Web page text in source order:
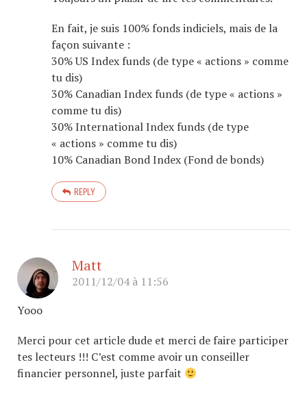
En fait, je suis 100% fonds indiciels, mais de la
façon suivante :
30% US Index funds (de type « actions » comme
tu dis)
30% Canadian Index funds (de type « actions »
comme tu dis)
30% International Index funds (de type
« actions » comme tu dis)
10% Canadian Bond Index (Fond de bonds)
REPLY
Matt
2011/12/04 à 11:56
Yooo
Merci pour cet article dude et merci de faire participer
tes lecteurs !!! C’est comme avoir un conseiller
financier personnel, juste parfait